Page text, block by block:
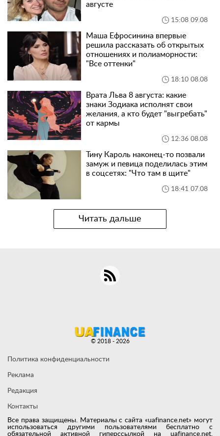
августе
15:08 09.08
Маша Ефросинина впервые
решила рассказать об открытых
отношениях и полиаморности:
"Все оттенки"
18:10 08.08
Врата Льва 8 августа: какие
знаки Зодиака исполнят свои
желания, а кто будет "выгребать"
от кармы
12:36 08.08
Тину Кароль наконец-то позвали
замуж и певица поделилась этим
в соцсетях: "Что там в щите"
18:41 07.08
Читать дальше
Все права защищены. Материалы с сайта «uafinance.net» могут
использоваться другими пользователями бесплатно с
обязательной активной гиперссылкой на uafinance.net,
Политика конфиденциальности
Реклама
Редакция
Контакты
© 2018 - 2026